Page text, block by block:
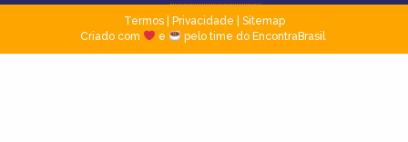
Termos| Privacidade
Sitemap
Criado com
e pelo time do EncontraBrasil